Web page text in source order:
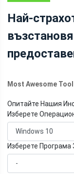
НА ДАННИ
Най-
Most Awesome
Опитайте Нашия
Изберете
Изберете